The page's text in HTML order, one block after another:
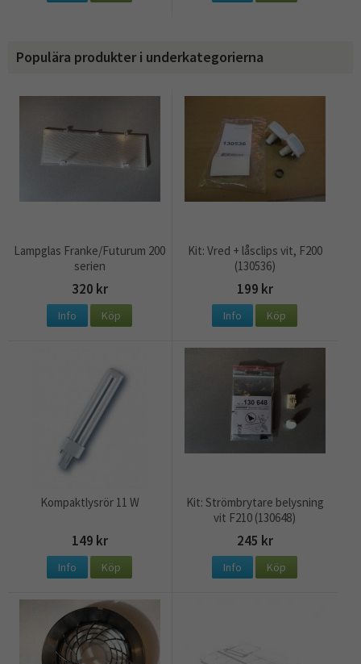
Populära produkter i underkategorierna
Lampglas Franke/Futurum 200
serien
320 kr
Info Köp
Kit: Vred + låsclips vit, F200
(130536)
199 kr
Info Köp
Kompaktlysrör 11 W
149 kr
Info Köp
Kit: Strömbrytare belysning
vit F210 (130648)
245 kr
Info Köp